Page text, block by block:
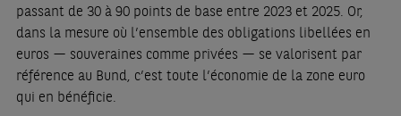
passant de 30 à 90 points de base entre 2023 et 2025. Or,
dans la mesure où l’ensemble des obligations libellées en
euros — souveraines comme privées — se valorisent par
référence au Bund, c’est toute l’économie de la zone euro
qui en bénéficie.